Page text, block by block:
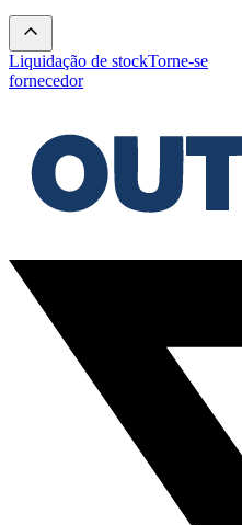
Liquidação de stockTorne-se
fornecedor